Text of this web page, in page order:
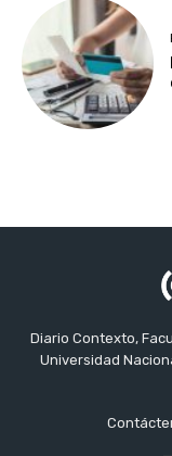
Diario Contexto,
Universidad